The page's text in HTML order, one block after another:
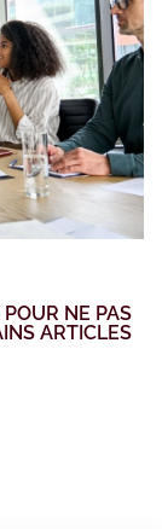
NE PAS
ARTICLES